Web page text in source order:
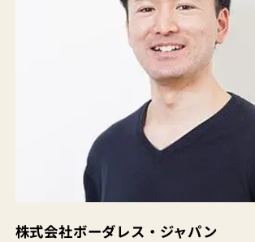
株式会社ボーダレス・ジャパン